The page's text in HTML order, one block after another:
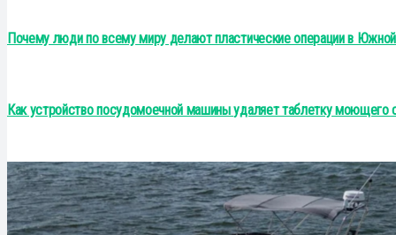
Почему люди по всему миру делают пластические операции в
Как устройство посудомоечной машины удаляет таблетку моющего